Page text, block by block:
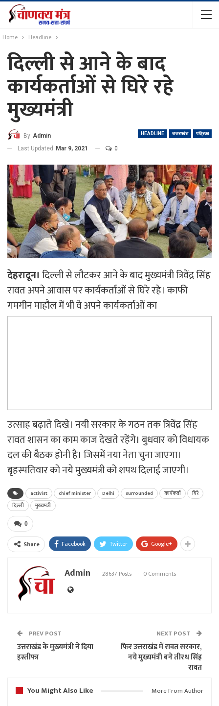
Home Headline
दिल्ली से आने के बाद
कार्यकर्ताओं से घिरे रहे
मुख्यमंत्री
HEADLINE उत्तराखंड पत्रिका
By Admin
Last Updated Mar 9, 2021 0
देहरादून। दिल्ली से लौटकर आने के बाद मुख्यमंत्री त्रिवेंद्र सिंह
रावत अपने आवास पर कार्यकर्ताओं से घिरे रहे। काफी
गमगीन माहौल में भी वे अपने कार्यकर्ताओं का
उत्साह बढ़ाते दिखे। नयी सरकार के गठन तक त्रिवेंद्र सिंह
रावत शासन का काम काज देखते रहेंगे। बुधवार को विधायक
दल की बैठक होनी है। जिसमें नया नेता चुना जाएगा।
बृहस्पतिवार को नये मुख्यमंत्री को शपथ दिलाई जाएगी।
activist chief minister Delhi surrounded कार्यकर्ता
घिरे
दिल्ली
मुख्यमंत्री
0
Share Facebook Twitter Google+
Admin 28637 Posts 0 Comments
PREV POST
उत्तराखंड के मुख्यमंत्री ने दिया
इस्तीफा
NEXT POST
फिर उत्तराखंड में रावत सरकार,
नये मुख्यमंत्री बने तीरथ सिंह
रावत
You Might Also Like
More From Author